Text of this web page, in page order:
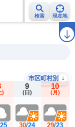
検索 現在地
報 ラ
市区町村別
)
25
9
(日)
30/24
10
(月)
29/23